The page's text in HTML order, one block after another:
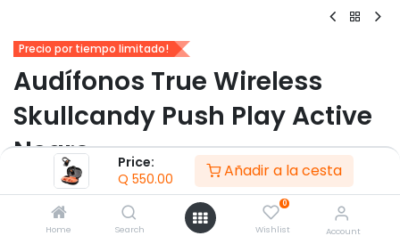
Price:
Q 550.00 Añadir a la cesta
Home Search
0
Wishlist Account
Precio por tiempo limitado!
Audífonos True Wireless
Skullcandy Push Play Active
Negro
(0 reseña)
- Audífonos True Wireless intraaurales
- Ganchos flexibles de ajuste seguro